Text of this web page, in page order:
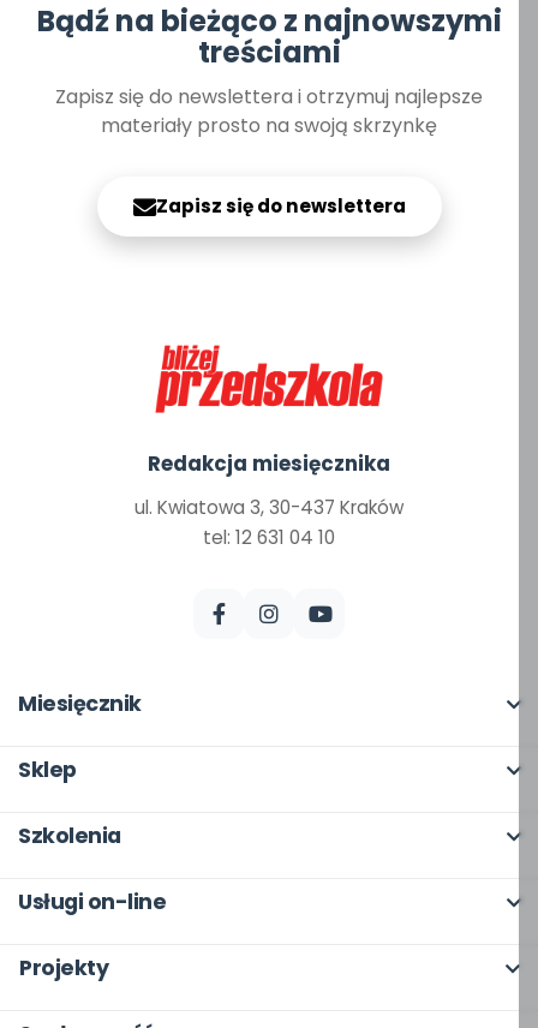
Bądź na bieżąco z najnowszymi
treściami
Zapisz się do newslettera i otrzymuj najlepsze
materiały prosto na swoją skrzynkę
Zapisz się do newslettera
Redakcja miesięcznika
ul. Kwiatowa 3, 30-437 Kraków
tel: 12 631 04 10
Miesięcznik
Scenariusze i artykuły
Dla autorów
Sklep
Dla autorów
Szkolenia
Otwarte
Dla rad pedagogicznych
Usługi on-line
Projekty